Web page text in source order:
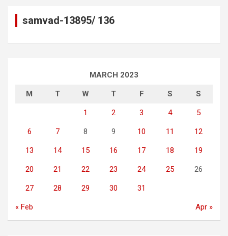
samvad-13895/ 136
MARCH 2023
M T W T F S S
1 2 3 4 5
6 7 8 9 10 11 12
13 14 15 16 17 18 19
20 21 22 23 24 25 26
27 28 29 30 31
« Feb Apr »